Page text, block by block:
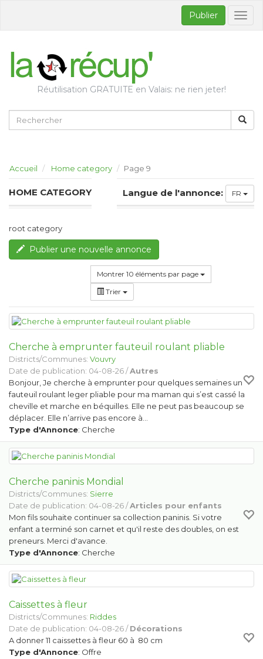
Publier
Réutilisation GRATUITE en Valais: ne rien jeter!
Accueil Home category Page 9
HOME CATEGORY Langue de l'annonce: FR
root category
Publier une nouvelle annonce
Montrer 10 éléments par page
Trier
Cherche à emprunter fauteuil roulant pliable
Districts/Communes: Vouvry
Date de publication: 04-08-26 /Autres
Bonjour, Je cherche à emprunter pour quelques semaines un
fauteuil roulant leger pliable pour ma maman qui s’est cassé la
cheville et marche en béquilles. Elle ne peut pas beaucoup se
déplacer. Elle n’arrive pas encore à…
Type d'Annonce: Cherche
Cherche paninis Mondial
Districts/Communes: Sierre
Date de publication: 04-08-26 /Articles pour enfants
Mon fils souhaite continuer sa collection paninis. Si votre
enfant a terminé son carnet et qu'il reste des doubles, on est
preneurs. Merci d'avance.
Type d'Annonce: Cherche
Caissettes à fleur
Districts/Communes: Riddes
Date de publication: 04-08-26 /Décorations
A donner 11 caissettes à fleur 60 à 80 cm
Type d'Annonce: Offre